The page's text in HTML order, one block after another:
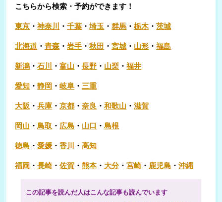
こちらから検索・予約ができます！
東京 ・神奈川 ・千葉 ・埼玉 ・群馬 ・栃木・茨城
北海道 ・青森 ・岩手 ・秋田 ・宮城 ・ 山形 ・福島
新潟 ・石川 ・富山 ・長野 ・ 山梨 ・福井
愛知 ・静岡 ・岐阜 ・ 三重
大阪 ・兵庫 ・京都 ・奈良 ・和歌山 ・滋賀
岡山 ・鳥取 ・ 広島 ・ 山口 ・島根
徳島 ・愛媛 ・香川 ・高知
福岡 ・長崎・佐賀 ・熊本・ 大分・宮崎・ 鹿児島 ・沖縄
この記事を読んだ人はこんな記事も読んでいます